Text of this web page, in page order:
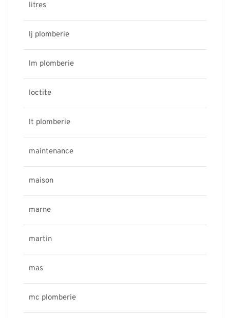
litres
lj plomberie
lm plomberie
loctite
lt plomberie
maintenance
maison
marne
martin
mas
mc plomberie